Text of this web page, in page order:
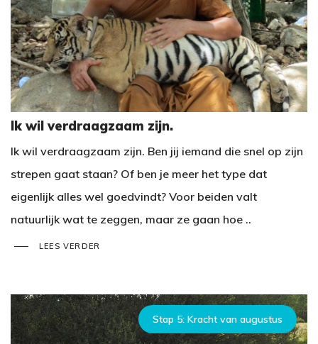
Ik wil verdraagzaam zijn.
Ik wil verdraagzaam zijn. Ben jij iemand die snel op zijn
strepen gaat staan? Of ben je meer het type dat
eigenlijk alles wel goedvindt? Voor beiden valt
natuurlijk wat te zeggen, maar ze gaan hoe ..
LEES VERDER
Stap 5: Kracht van augustus